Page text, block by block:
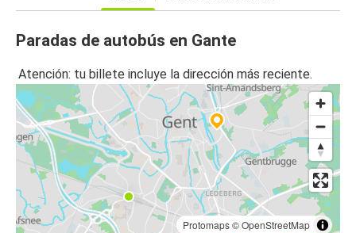
Paradas de autobús en Gante
Atención: tu billete incluye la dirección más reciente.
Protomaps©OpenStreetMap